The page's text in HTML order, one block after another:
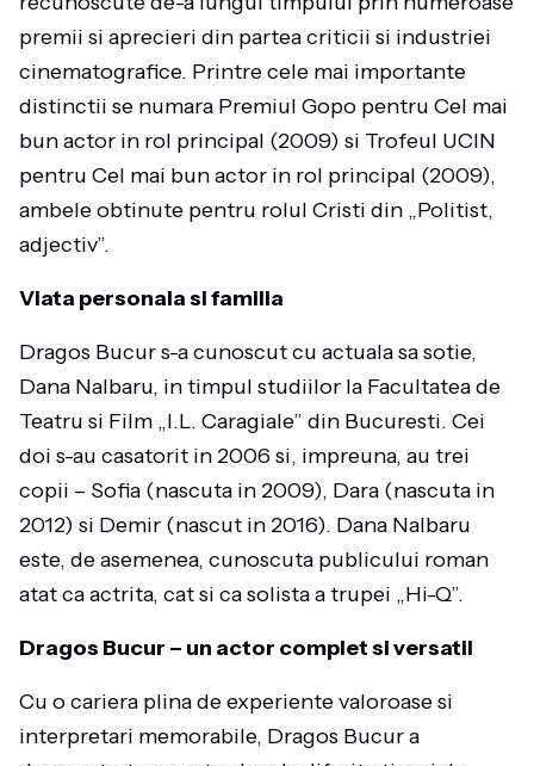
premii si aprecieri din partea criticii si industriei
cinematografice. Printre cele mai importante
distinctii se numara Premiul Gopo pentru Cel mai
bun actor in rol principal (2009) si Trofeul UCIN
pentru Cel mai bun actor in rol principal (2009),
ambele obtinute pentru rolul Cristi din „Politist,
adjectiv”.
Viata personala si familia
Dragos Bucur s-a cunoscut cu actuala sa sotie,
Dana Nalbaru, in timpul studiilor la Facultatea de
Teatru si Film „I.L. Caragiale” din Bucuresti. Cei
doi s-au casatorit in 2006 si, impreuna, au trei
copii – Sofia (nascuta in 2009), Dara (nascuta in
2012) si Demir (nascut in 2016). Dana Nalbaru
este, de asemenea, cunoscuta publicului roman
atat ca actrita, cat si ca solista a trupei „Hi-Q”.
Dragos Bucur – un actor complet si versatil
Cu o cariera plina de experiente valoroase si
interpretari memorabile, Dragos Bucur a